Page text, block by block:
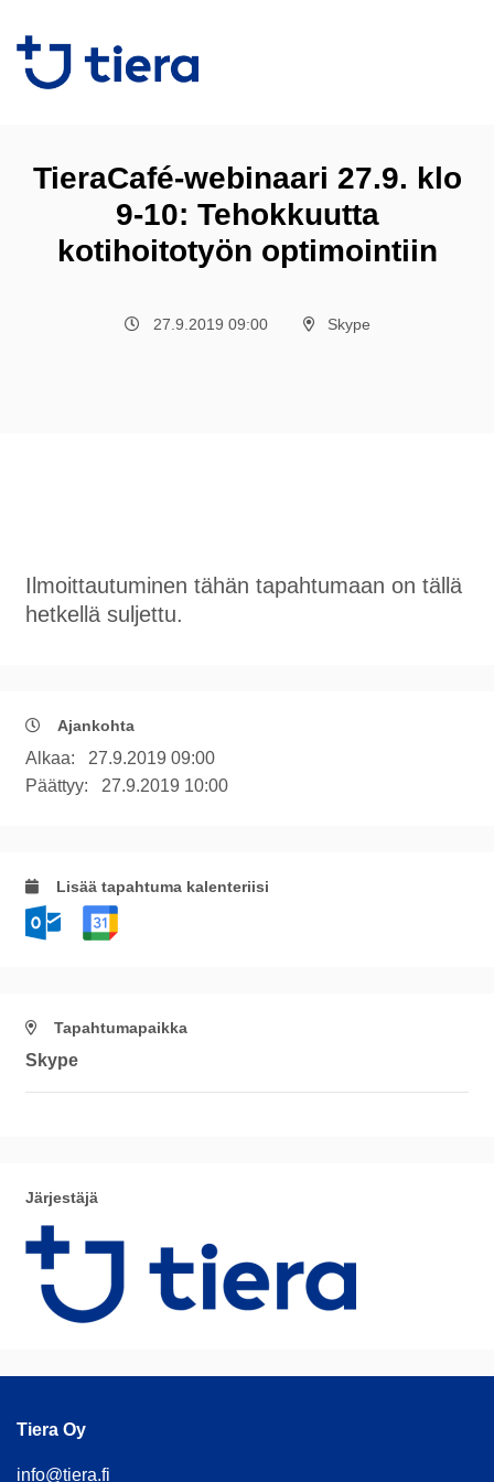
TieraCafé-webinaari 27.9. klo
9-10: Tehokkuutta
kotihoitotyön optimointiin
27.9.2019 09:00 Skype
Ilmoittautuminen tähän tapahtumaan on tällä
hetkellä suljettu.
Ajankohta
Alkaa: 27.9.2019 09:00
Päättyy: 27.9.2019 10:00
Lisää tapahtuma kalenteriisi
Tapahtumapaikka
Skype
Järjestäjä
Tiera Oy
info@tiera.fi